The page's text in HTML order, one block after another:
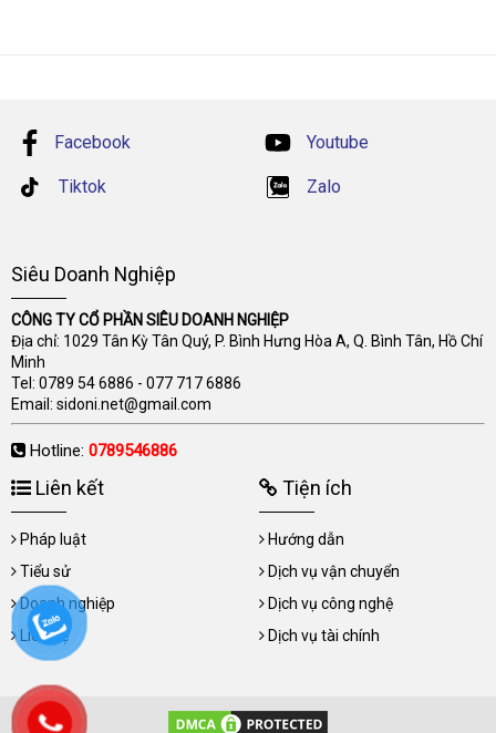
Facebook Youtube
Tiktok Zalo
Siêu Doanh Nghiệp
CÔNG TY CỔ PHẦN SIÊU DOANH NGHIỆP
Địa chỉ: 1029 Tân Kỳ Tân Quý, P. Bình Hưng Hòa A, Q. Bình Tân, Hồ Chí
Minh
Tel: 0789 54 6886 - 077 717 6886
Email: sidoni.net@gmail.com
Hotline: 0789546886
Liên kết
Pháp luật
Tiểu sử
Doanh nghiệp
Liên hệ
Tiện ích
Hướng dẫn
Dịch vụ vận chuyển
Dịch vụ công nghệ
Dịch vụ tài chính